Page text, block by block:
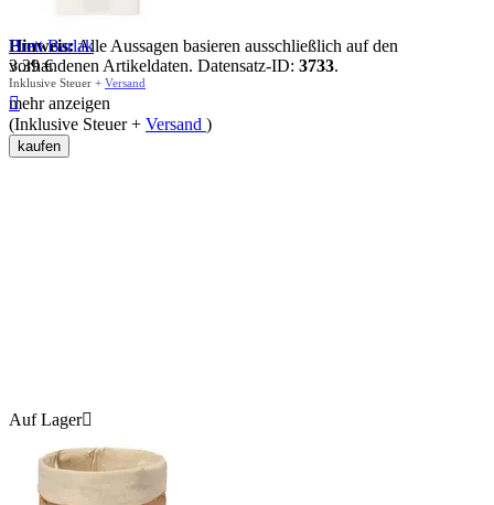
Hinweis:Alle Aussagen basieren ausschließlich auf den
vorhandenen Artikeldaten. Datensatz-ID: 3733.
mehr anzeigen
Brett Barlak
3.39 €
Inklusive Steuer + Versand

(Inklusive Steuer + Versand )
kaufen
Auf Lager